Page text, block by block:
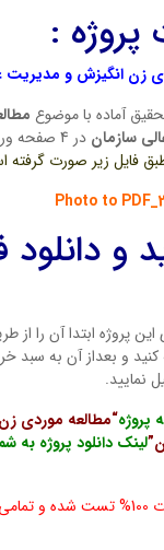
:
زن انگیزش و مدیریت
آماده با موضوع
سازمان در 4 صفحه ورد
Photo to
و دانلود
پروژه ابتدا آن را از
و بعداز آن به سبد
نمایید.
پروژه“مطالعه موردی
لینک دانلود پروژه به
فایل های پروژه بصورت 100% تست